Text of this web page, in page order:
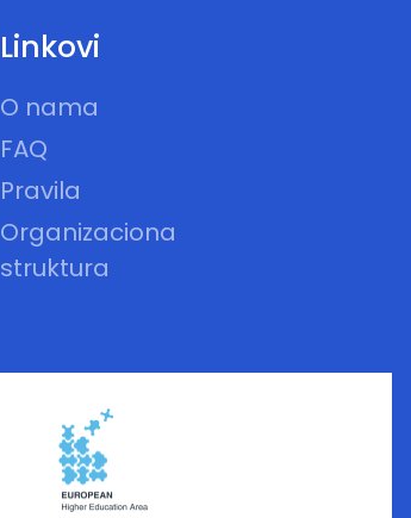
Linkovi
O nama
FAQ
Pravila
Organizaciona
struktura